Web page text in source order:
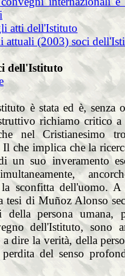
atti dell'Istituto
attuali (2003) soci
dell'Istituto
è stata ed è, senza
richiamo critico
nel Cristianesimo
che implica che la
un suo inveramento
sconfitta dell'uomo.
tesi di Muñoz Alonso
della persona umana,
dell'Istituto, sono
dire la verità, della
del senso